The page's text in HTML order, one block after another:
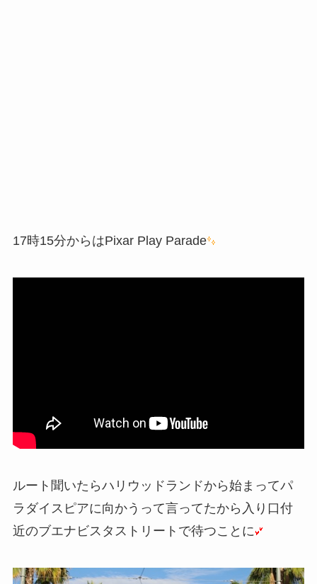
17時15分からはPixar Play Parade
ルート聞いたらハリウッドランドから始まってパ
ラダイスピアに向かうって言ってたから入り口付
近のブエナビスタストリートで待つことに